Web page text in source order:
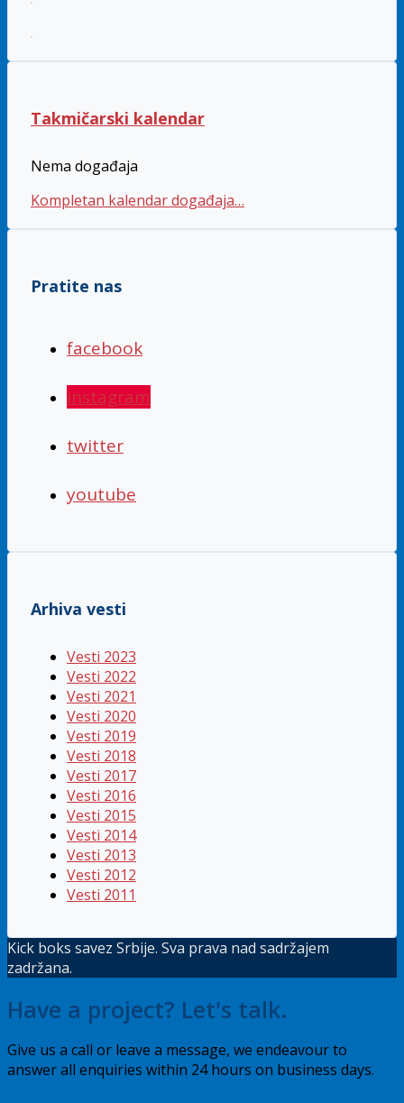
Takmičarski kalendar
Nema događaja
Kompletan kalendar događaja…
Pratite nas
facebook
instagram
twitter
youtube
Arhiva vesti
Vesti 2023
Vesti 2022
Vesti 2021
Vesti 2020
Vesti 2019
Vesti 2018
Vesti 2017
Vesti 2016
Vesti 2015
Vesti 2014
Vesti 2013
Vesti 2012
Vesti 2011
Kick boks savez Srbije. Sva prava nad sadržajem
zadržana.
Have a project? Let's talk.
Give us a call or leave a message, we endeavour to
answer all enquiries within 24 hours on business days.